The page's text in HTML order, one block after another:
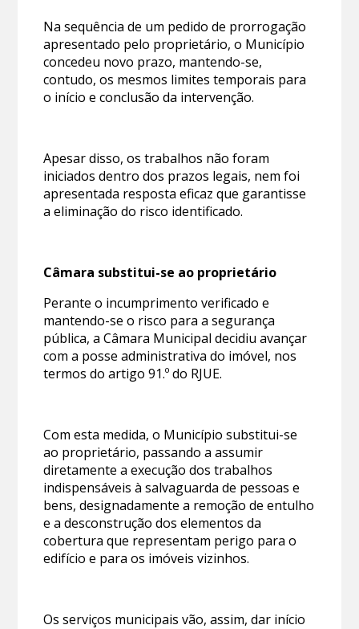
Na sequência de um pedido de prorrogação
apresentado pelo proprietário, o Município
concedeu novo prazo, mantendo-se,
contudo, os mesmos limites temporais para
o início e conclusão da intervenção.
Apesar disso, os trabalhos não foram
iniciados dentro dos prazos legais, nem foi
apresentada resposta eficaz que garantisse
a eliminação do risco identificado.
Câmara substitui-se ao proprietário
Perante o incumprimento verificado e
mantendo-se o risco para a segurança
pública, a Câmara Municipal decidiu avançar
com a posse administrativa do imóvel, nos
termos do artigo 91.º do RJUE.
Com esta medida, o Município substitui-se
ao proprietário, passando a assumir
diretamente a execução dos trabalhos
indispensáveis à salvaguarda de pessoas e
bens, designadamente a remoção de entulho
e a desconstrução dos elementos da
cobertura que representam perigo para o
edifício e para os imóveis vizinhos.
Os serviços municipais vão, assim, dar início